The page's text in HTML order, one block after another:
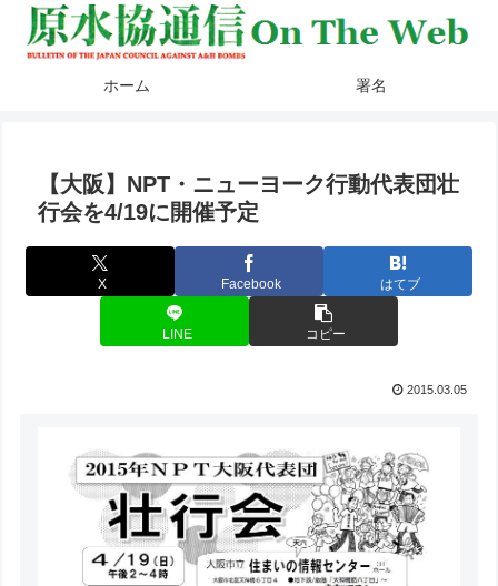
ホーム 署名
【大阪】NPT・ニューヨーク行動代表団壮
行会を4/19に開催予定
X Facebook はてブ
LINE コピー
2015.03.05